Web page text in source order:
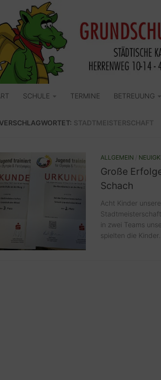
SCHULE TERMINE BETREUUNG
VERSCHLAGWORTET: STADTMEISTERSCHAFT
ALLGEMEIN
Große
Schach
Acht Kinder
in zwei Teams
spielten die Kinder...